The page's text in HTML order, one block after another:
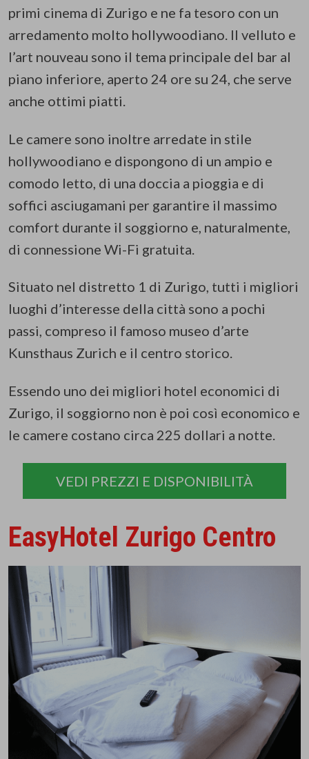
primi cinema di Zurigo e ne fa tesoro con un
arredamento molto hollywoodiano. Il velluto e
l’art nouveau sono il tema principale del bar al
piano inferiore, aperto 24 ore su 24, che serve
anche ottimi piatti.
Le camere sono inoltre arredate in stile
hollywoodiano e dispongono di un ampio e
comodo letto, di una doccia a pioggia e di
soffici asciugamani per garantire il massimo
comfort durante il soggiorno e, naturalmente,
di connessione Wi-Fi gratuita.
Situato nel distretto 1 di Zurigo, tutti i migliori
luoghi d’interesse della città sono a pochi
passi, compreso il famoso museo d’arte
Kunsthaus Zurich e il centro storico.
Essendo uno dei migliori hotel economici di
Zurigo, il soggiorno non è poi così economico e
le camere costano circa 225 dollari a notte.
VEDI PREZZI E DISPONIBILITÀ
EasyHotel Zurigo Centro